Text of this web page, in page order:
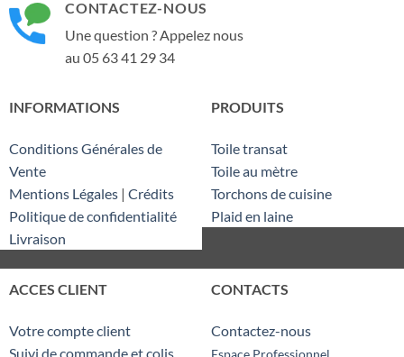
CONTACTEZ-NOUS
Une question ? Appelez nous
au 05 63 41 29 34
INFORMATIONS
Conditions Générales de
Vente
Mentions Légales | Crédits
Politique de confidentialité
Livraison
PRODUITS
Toile transat
Toile au mètre
Torchons de cuisine
Plaid en laine
ACCES CLIENT
Votre compte client
Suivi de commande et colis
CONTACTS
Contactez-nous
Espace Professionnel